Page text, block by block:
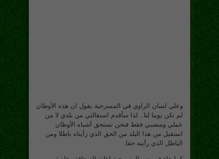
وعلي لسان الراوي في المسرحية يقول ان هذه الأوطان
لم تكن يوما لنا.. لذا سأقدم استقالتي من بلدي لا من
عملي ومنصبي فقط فنحن نستحق أشباه الأوطان
استقيل من هذا البلد من الحق الذي رأيناه باطلا ومن
الباطل الذي رأيته حقا.